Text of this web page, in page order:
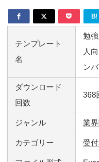
B!
テンプレート
名
勉
人
ンバ
ダウンロード
回数
368
ジャンル 業
カテゴリー 受